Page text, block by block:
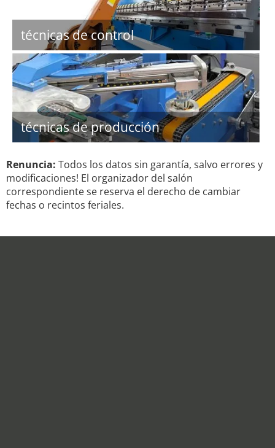
técnicas de control
técnicas de producción
Renuncia: Todos los datos sin garantía, salvo errores y
modificaciones! El organizador del salón
correspondiente se reserva el derecho de cambiar
fechas o recintos feriales.